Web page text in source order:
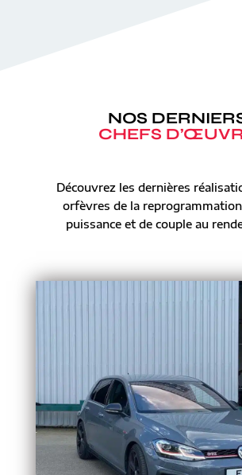
NOS
CHEFS
Découvrez les dernières
orfèvres de la
puissance et de couple au